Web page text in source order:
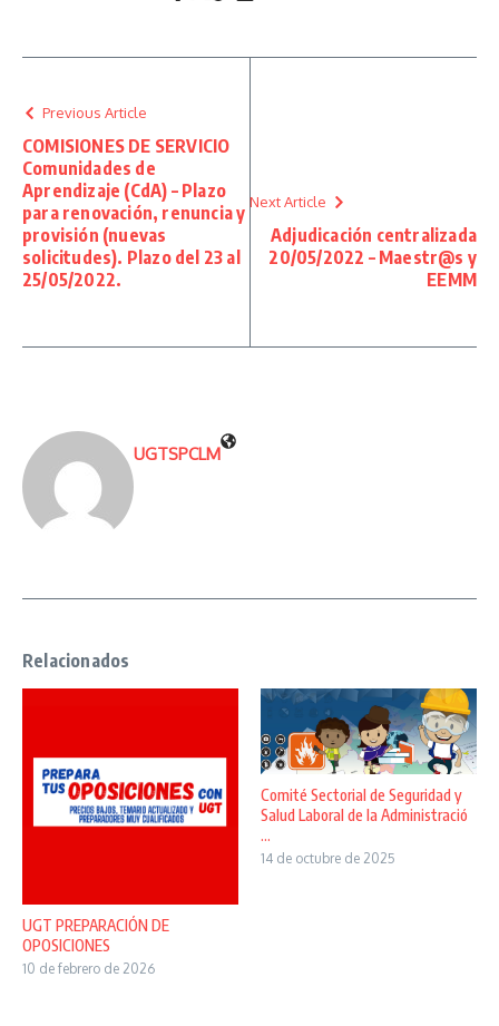
Previous Article
COMISIONES DE SERVICIO
Comunidades de
Aprendizaje (CdA) – Plazo
para renovación, renuncia y
provisión (nuevas
solicitudes). Plazo del 23 al
25/05/2022.
Next Article
Adjudicación centralizada
20/05/2022 – Maestr@s y
EEMM
UGTSPCLM
Relacionados
UGT PREPARACIÓN DE
OPOSICIONES
10 de febrero de 2026
Comité Sectorial de Seguridad y
Salud Laboral de la Administració
...
14 de octubre de 2025